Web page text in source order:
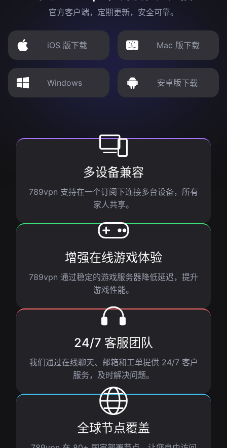
官方客户端，定期更新，安全可靠。
iOS 版下载 Mac 版下载
Windows 安卓版下载
多设备兼容
789vpn 支持在一个订阅下连接多台设备，所有
家人共享。
增强在线游戏体验
789vpn 通过稳定的游戏服务器降低延迟，提升
游戏性能。
24/7 客服团队
我们通过在线聊天、邮箱和工单提供 24/7 客户
服务，及时解决问题。
全球节点覆盖